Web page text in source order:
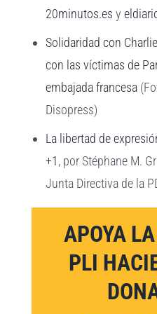
20minutos.es y
Solidaridad con
con las víctimas de
embajada francesa
Disopress)
La libertad de
+1, por Stéphane M.
Junta Directiva de la
APOYA
PLI